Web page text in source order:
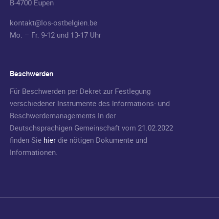
B-4700 Eupen
kontakt@los-ostbelgien.be
Mo. – Fr. 9-12 und 13-17 Uhr
Beschwerden
Für Beschwerden per Dekret zur Festlegung
verschiedener Instrumente des Informations- und
Beschwerdemanagements In der
Deutschsprachigen Gemeinschaft vom 21.02.2022
finden Sie hier die nötigen Dokumente und
Informationen.